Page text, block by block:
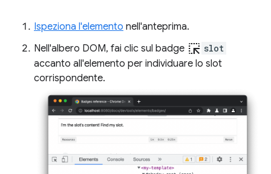
Ispeziona l'elemento nell'anteprima.
Nell'albero DOM, fai clic sul badge ink_selection slot
accanto all'elemento per individuare lo slot
corrispondente.